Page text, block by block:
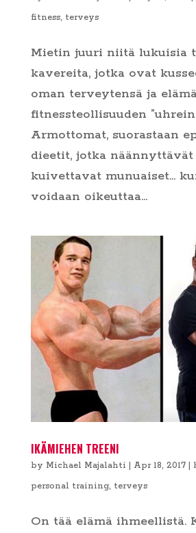
fitness, terveys
Mietin juuri niitä lukuisia
kavereita, jotka ovat
oman terveytensä ja
fitnessteollisuuden
Armottomat, suorastaan
dieetit, jotka
kuivettavat munuaiset…
voidaan oikeuttaa...
IKÄMIEHEN TREENI
by Michael Majalahti | Apr 18, 2017|
personal training, terveys
On tää elämä ihmeellistä.